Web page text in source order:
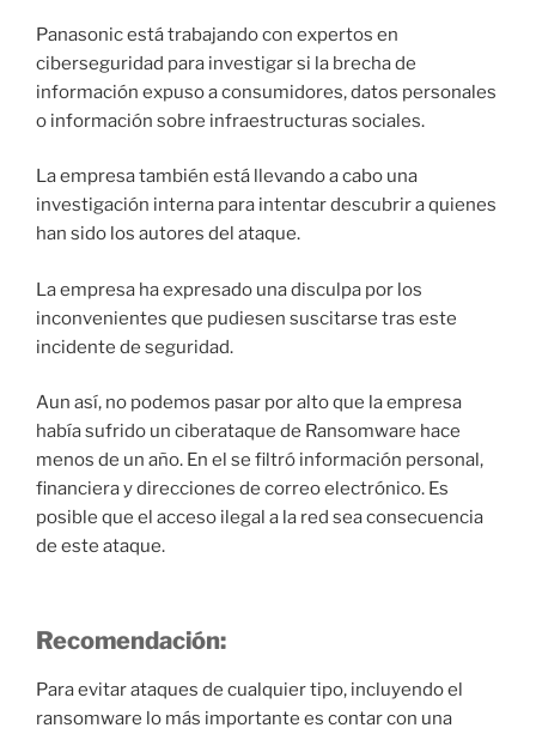
Panasonic está trabajando con expertos en
ciberseguridad para investigar si la brecha de
información expuso a consumidores, datos personales
o información sobre infraestructuras sociales.
La empresa también está llevando a cabo una
investigación interna para intentar descubrir a quienes
han sido los autores del ataque.
La empresa ha expresado una disculpa por los
inconvenientes que pudiesen suscitarse tras este
incidente de seguridad.
Aun así, no podemos pasar por alto que la empresa
había sufrido un ciberataque de Ransomware hace
menos de un año. En el se filtró información personal,
financiera y direcciones de correo electrónico. Es
posible que el acceso ilegal a la red sea consecuencia
de este ataque.
Recomendación:
Para evitar ataques de cualquier tipo, incluyendo el
ransomware lo más importante es contar con una